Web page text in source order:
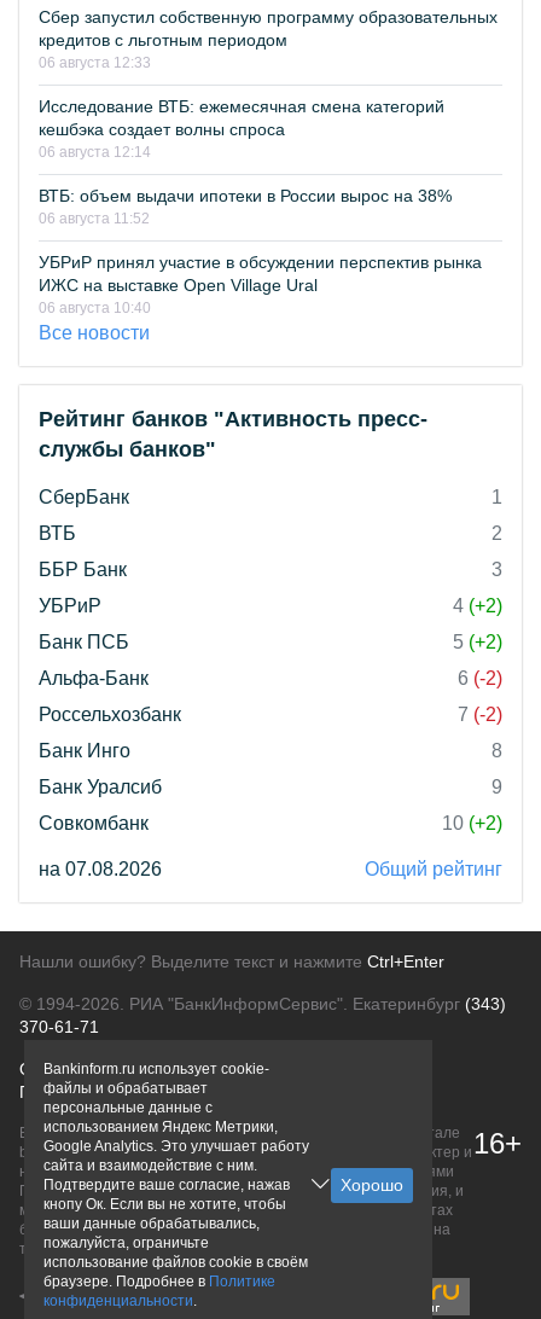
Сбер запустил собственную программу образовательных
кредитов с льготным периодом
06 августа 12:33
Исследование ВТБ: ежемесячная смена категорий
кешбэка создает волны спроса
06 августа 12:14
ВТБ: объем выдачи ипотеки в России вырос на 38%
06 августа 11:52
УБРиР принял участие в обсуждении перспектив рынка
ИЖС на выставке Open Village Ural
06 августа 10:40
Все новости
Рейтинг банков "Активность пресс-
службы банков"
СберБанк
1
ВТБ
2
ББР Банк
3
УБРиР
4 (+2)
Банк ПСБ
5 (+2)
Альфа-Банк
6 (-2)
Россельхозбанк
7 (-2)
Банк Инго
8
Банк Уралсиб
9
Совкомбанк
10 (+2)
на 07.08.2026 Общий рейтинг
Нашли ошибку? Выделите текст и нажмите Ctrl+Enter
© 1994-2026. РИА "БанкИнформСервис". Екатеринбург (343)
370-61-71
О проектеПолитика конфиденциальности
Правовая информацияДля рекламодателей
Вся информация о продуктах банков, размещенная на портале
bankinform.ru, носит исключительно ознакомительный характер и
не является публичной офертой, определяемой положениями
ГК РФ. Информация не содержит точного и полного описания, и
может быть изменена. Конечные условия уточняйте на сайтах
банков или при личном обращении. Исключительное право на
товарные знаки принадлежит их правообладателям.
16+
Bankinform.ru использует cookie-
файлы и обрабатывает
персональные данные с
использованием Яндекс Метрики,
Google Analytics. Это улучшает работу
сайта и взаимодействие с ним.
Подтвердите ваше согласие, нажав
кнопу Ок. Если вы не хотите, чтобы
ваши данные обрабатывались,
пожалуйста, ограничьте
использование файлов cookie в своём
браузере. Подробнее в Политике
конфиденциальности.